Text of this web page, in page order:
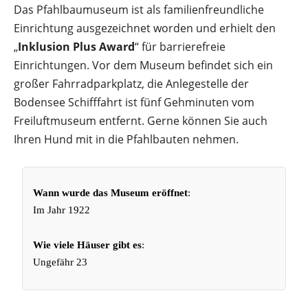
Das Pfahlbaumuseum ist als familienfreundliche
Einrichtung ausgezeichnet worden und erhielt den
„Inklusion Plus Award“ für barrierefreie
Einrichtungen. Vor dem Museum befindet sich ein
großer Fahrradparkplatz, die Anlegestelle der
Bodensee Schifffahrt ist fünf Gehminuten vom
Freiluftmuseum entfernt. Gerne können Sie auch
Ihren Hund mit in die Pfahlbauten nehmen.
Wann wurde das Museum eröffnet:
Im Jahr 1922
Wie viele Häuser gibt es:
Ungefähr 23